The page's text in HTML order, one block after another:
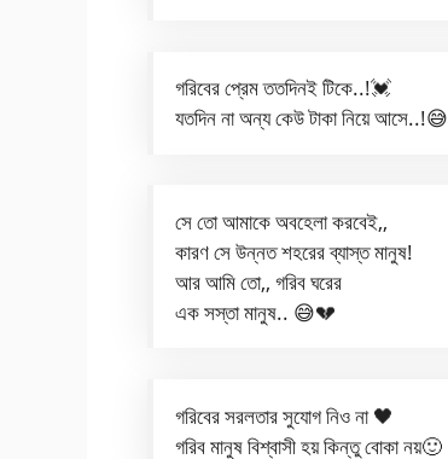
গরিবের প্রেম ততদিনই টিকে..!💓
যতদিন না অন্য কেউ টাকা নিয়ে আসে..!😅
সে তো আমাকে অবহেলা করবেই,,
কারণ সে উন্নত শহরের ব্যাস্ত মানুষ!
আর আমি তো,, গরিব ঘরের
এক সস্তা মানুষ.. 😅💔
গরিবের সরলতার সুযোগ নিও না 🖤
গরিব মানুষ বিশ্বাসী হয় কিন্তু বোকা নয়🙂